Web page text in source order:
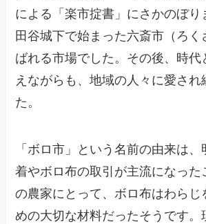
による「楽市掟書」にさかのぼり
田谷城下で始まった六斎市（ろ
ばれる市場でした。その後、時代
えながらも、地域の人々に愛され
た。
「ボロ市」という名前の由来は
着やボロ布の取引が主流になった
の農家にとって、ボロ布はわらじ
めの大切な材料だったそうです。